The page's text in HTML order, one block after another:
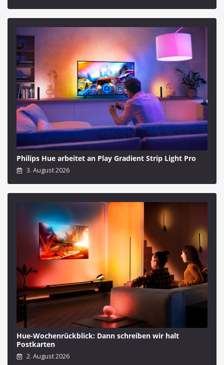
Philips Hue arbeitet an Play Gradient Strip Light Pro
3. August 2026
Hue-Wochenrückblick: Dann schreiben wir halt
Postkarten
2. August 2026